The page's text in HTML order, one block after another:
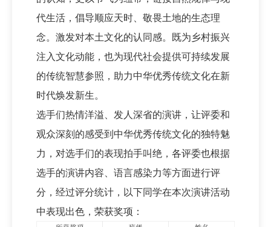
代生活，倡导顺应天时、敬畏土地的生态理
念。激发对本土文化的认同感。既为乡村振兴
注入文化动能，也为现代社会提供可持续发展
的传统智慧参照，助力中华优秀传统文化在新
时代焕发新生。
选手们热情洋溢、发人深省的演讲，让评委和
观众深刻的感受到中华优秀传统文化的独特魅
力，对选手们的表现拍手叫绝，各评委也根据
选手的演讲内容、语言感染力等方面进行评
分，经过评分统计，以下同学在本次演讲活动
中表现出色，荣获奖项：